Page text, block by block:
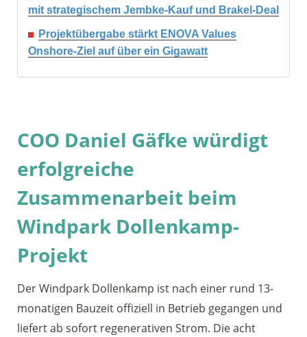
mit strategischem Jembke-Kauf und Brakel-Deal
Projektübergabe stärkt ENOVA Values
Onshore-Ziel auf über ein Gigawatt
COO Daniel Gäfke würdigt
erfolgreiche
Zusammenarbeit beim
Windpark Dollenkamp-
Projekt
Der Windpark Dollenkamp ist nach einer rund 13-
monatigen Bauzeit offiziell in Betrieb gegangen und
liefert ab sofort regenerativen Strom. Die acht